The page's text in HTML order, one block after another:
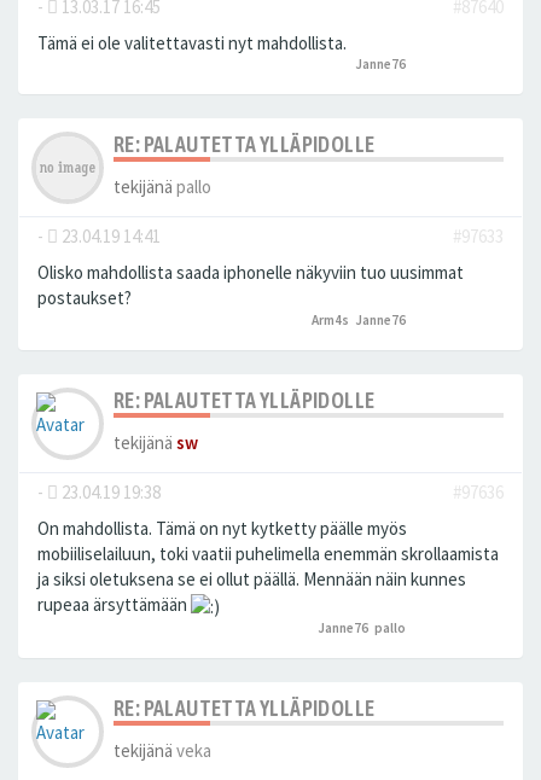
- 13.03.17 16:45
#87640
Tämä ei ole valitettavasti nyt mahdollista.
Janne76
RE: PALAUTETTA YLLÄPIDOLLE
tekijänä pallo
- 23.04.19 14:41
#97633
Olisko mahdollista saada iphonelle näkyviin tuo uusimmat
postaukset?
Arm4s Janne76
RE: PALAUTETTA YLLÄPIDOLLE
tekijänä sw
- 23.04.19 19:38
#97636
On mahdollista. Tämä on nyt kytketty päälle myös
mobiiliselailuun, toki vaatii puhelimella enemmän skrollaamista
ja siksi oletuksena se ei ollut päällä. Mennään näin kunnes
rupeaa ärsyttämään
Janne76 ,pallo
RE: PALAUTETTA YLLÄPIDOLLE
tekijänä veka